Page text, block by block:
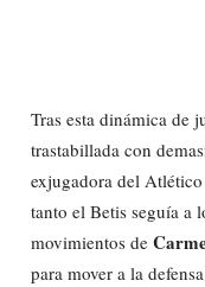
Tras esta dinámica de
trastabillada con
exjugadora del
tanto el Betis seguía a
movimientos de
para mover a la